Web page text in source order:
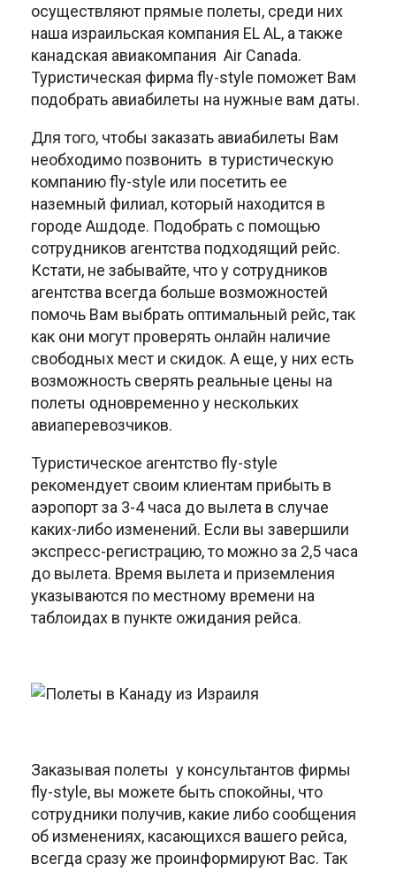
осуществляют прямые полеты, среди них
наша израильская компания EL AL, а также
канадская авиакомпания Air Canada.
Туристическая фирма fly-style поможет Вам
подобрать авиабилеты на нужные вам даты.
Для того, чтобы заказать авиабилеты Вам
необходимо позвонить в туристическую
компанию fly-style или посетить ее
наземный филиал, который находится в
городе Ашдоде. Подобрать с помощью
сотрудников агентства подходящий рейс.
Кстати, не забывайте, что у сотрудников
агентства всегда больше возможностей
помочь Вам выбрать оптимальный рейс, так
как они могут проверять онлайн наличие
свободных мест и скидок. А еще, у них есть
возможность сверять реальные цены на
полеты одновременно у нескольких
авиаперевозчиков.
Туристическое агентство fly-style
рекомендует своим клиентам прибыть в
аэропорт за 3-4 часа до вылета в случае
каких-либо изменений. Если вы завершили
экспресс-регистрацию, то можно за 2,5 часа
до вылета. Время вылета и приземления
указываются по местному времени на
таблоидах в пункте ожидания рейса.
Заказывая полеты у консультантов фирмы
fly-style, вы можете быть спокойны, что
сотрудники получив, какие либо сообщения
об изменениях, касающихся вашего рейса,
всегда сразу же проинформируют Вас. Так